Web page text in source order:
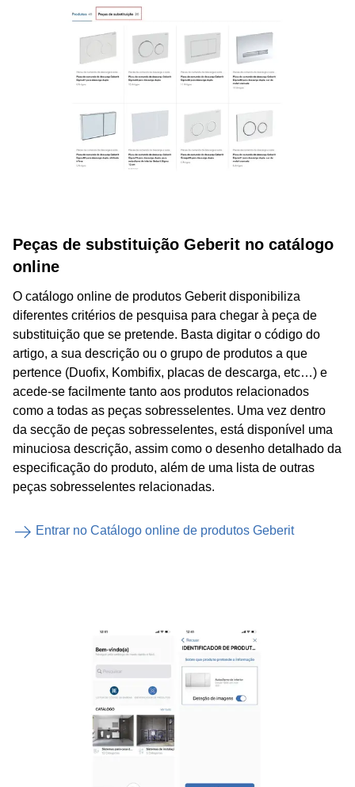
Peças de substituição Geberit no catálogo
online
O catálogo online de produtos Geberit disponibiliza
diferentes critérios de pesquisa para chegar à peça de
substituição que se pretende. Basta digitar o código do
artigo, a sua descrição ou o grupo de produtos a que
pertence (Duofix, Kombifix, placas de descarga, etc…) e
acede-se facilmente tanto aos produtos relacionados
como a todas as peças sobresselentes. Uma vez dentro
da secção de peças sobresselentes, está disponível uma
minuciosa descrição, assim como o desenho detalhado da
especificação do produto, além de uma lista de outras
peças sobresselentes relacionadas.
Entrar no Catálogo online de produtos Geberit